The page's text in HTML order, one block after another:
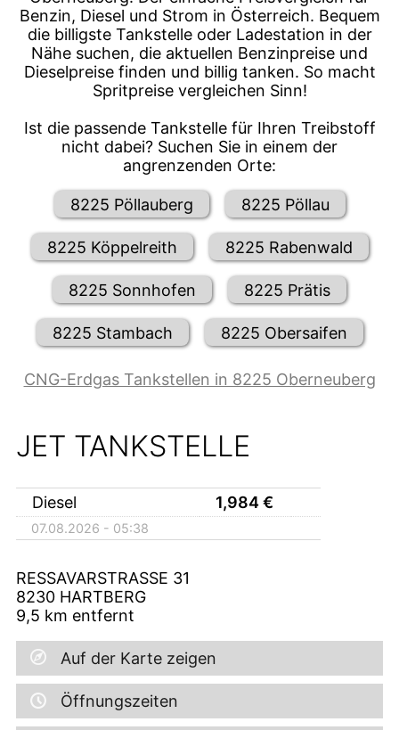
Benzin, Diesel und Strom in Österreich. Bequem
die billigste Tankstelle oder Ladestation in der
Nähe suchen, die aktuellen Benzinpreise und
Dieselpreise finden und billig tanken. So macht
Spritpreise vergleichen Sinn!
Ist die passende Tankstelle für Ihren Treibstoff
nicht dabei? Suchen Sie in einem der
angrenzenden Orte:
8225 Pöllauberg 8225 Pöllau
8225 Köppelreith 8225 Rabenwald
8225 Sonnhofen 8225 Prätis
8225 Stambach 8225 Obersaifen
CNG-Erdgas Tankstellen in 8225 Oberneuberg
JET TANKSTELLE
Diesel 1,984€
07.08.2026 - 05:38
RESSAVARSTRASSE 31
8230 HARTBERG
9,5 km entfernt
Auf der Karte zeigen
Öffnungszeiten